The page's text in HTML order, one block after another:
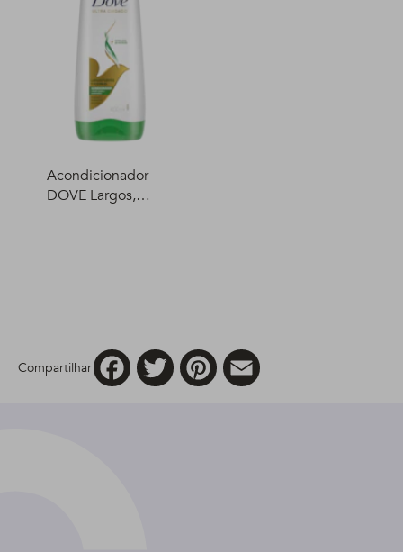
Acondicionador
DOVE Largos,
Compartilhar
FacebookTwitter Pinterest